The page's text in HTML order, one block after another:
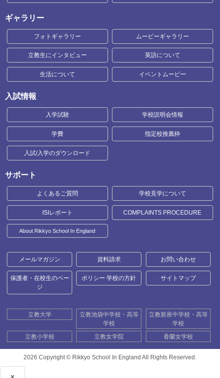
ギャラリー
フォトギャラリー ムービーギャラリー
立教生にインタビュー 英語について
生活について イベントムービー
入試情報
入学試験 学校説明会情報
学費 指定校推薦枠
入試/入学のダウンロード
サポート
よくあるご質問 学校見学について
ISIレポート COMPLAINTS PROCEDURE
About Rikkyo School In England
メールマガジン 資料請求 お問い合わせ
保護者・在校生のペー
ジ
ポリシー 学校の方針 サイトマップ
立教大学
立教池袋中学校・高等
学校
立教新座中学校・高等
学校
立教小学校
立教女学院 香蘭女学校
2026 Copyright © Rikkyo School In England All Rights Reserved.